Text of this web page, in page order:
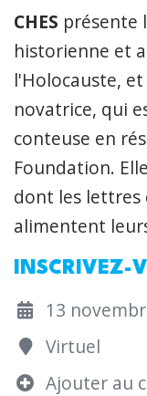
CHES présente
historienne et
l'Holocauste,
novatrice, qui
conteuse en
Foundation.
dont les
alimentent
INSCRIVEZ-
13
Virtuel
Ajouter au